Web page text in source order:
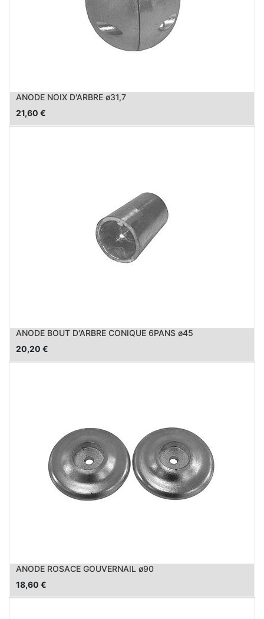
ANODE NOIX D'ARBRE ø31,7
21,60 €
ANODE BOUT D'ARBRE CONIQUE 6PANS ø45
20,20 €
ANODE ROSACE GOUVERNAIL ø90
18,60 €